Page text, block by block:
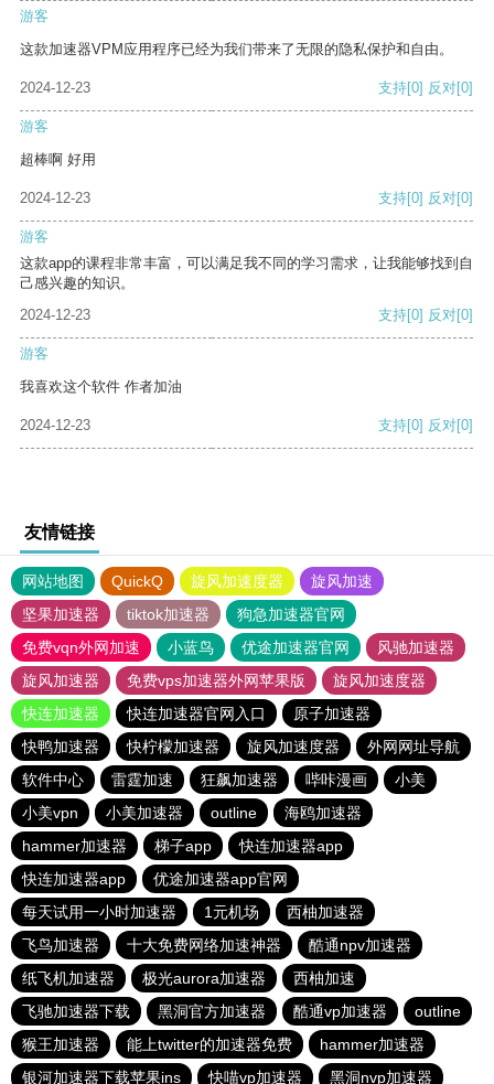
游客
这款加速器VPM应用程序已经为我们带来了无限的隐私保护和自由。
2024-12-23 支持[0] 反对[0]
游客
超棒啊 好用
2024-12-23 支持[0] 反对[0]
游客
这款app的课程非常丰富，可以满足我不同的学习需求，让我能够找到自
己感兴趣的知识。
2024-12-23
支持[0] 反对[0]
游客
我喜欢这个软件 作者加油
2024-12-23 支持[0] 反对[0]
友情链接
网站地图 QuickQ 旋风加速度器
旋风加速
坚果加速器
tiktok加速器
狗急加速器官网
免费vqn外网加速
小蓝鸟 优途加速器官网
风驰加速器
旋风加速器
免费vps加速器外网苹果版
旋风加速度器
快连加速器
快连加速器官网入口
原子加速器
快鸭加速器
快柠檬加速器 旋风加速度器
外网网址导航
软件中心
雷霆加速 狂飙加速器 哔咔漫画
小美
小美vpn
小美加速器 outline
海鸥加速器
hammer加速器
梯子app
快连加速器app
快连加速器app
优途加速器app官网
每天试用一小时加速器
1元机场
西柚加速器
飞鸟加速器
十大免费网络加速神器
酷通npv加速器
纸飞机加速器
极光aurora加速器
西柚加速
飞驰加速器下载
黑洞官方加速器 酷通vp加速器
outline
猴王加速器
能上twitter的加速器免费
hammer加速器
银河加速器下载苹果ins
快喵vp加速器 黑洞nvp加速器